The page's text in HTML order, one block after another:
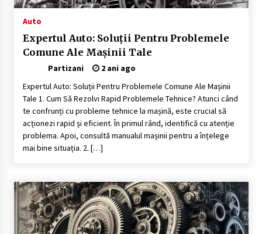
înnoptare
Tot ce trebuie să știi despre turismul lent în
Delta Dunării
2 ani ago
Cele mai bune locuri pentru pescuitul crapului
în România (2024)
2 ani ago
Cum să alegi firul de pescuit perfect pentru
crap: Ghid complet pentru pescari
Uloga lokalne ekonomije u razvoju zajednice
2 ani ago
Auto
Expertul Auto: Soluții Pentru Problemele
Comune Ale Mașinii Tale
Partizani
2 ani ago
Expertul Auto: Soluții Pentru Problemele Comune Ale Mașinii
Tale 1. Cum Să Rezolvi Rapid Problemele Tehnice? Atunci când
te confrunți cu probleme tehnice la mașină, este crucial să
acționezi rapid și eficient. În primul rând, identifică cu atenție
problema. Apoi, consultă manualul mașinii pentru a înțelege
mai bine situația. 2. […]